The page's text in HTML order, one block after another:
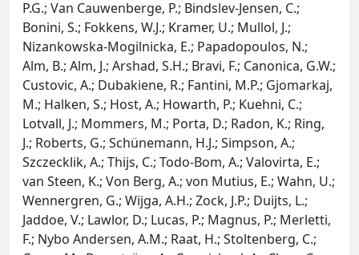
P.G.; Van Cauwenberge, P.; Bindslev-Jensen, C.;
Bonini, S.; Fokkens, W.J.; Kramer, U.; Mullol, J.;
Nizankowska-Mogilnicka, E.; Papadopoulos, N.;
Alm, B.; Alm, J.; Arshad, S.H.; Bravi, F.; Canonica, G.W.;
Custovic, A.; Dubakiene, R.; Fantini, M.P.; Gjomarkaj,
M.; Halken, S.; Host, A.; Howarth, P.; Kuehni, C.;
Lotvall, J.; Mommers, M.; Porta, D.; Radon, K.; Ring,
J.; Roberts, G.; Schünemann, H.J.; Simpson, A.;
Szczecklik, A.; Thijs, C.; Todo-Bom, A.; Valovirta, E.;
van Steen, K.; Von Berg, A.; von Mutius, E.; Wahn, U.;
Wennergren, G.; Wijga, A.H.; Zock, J.P.; Duijts, L.;
Jaddoe, V.; Lawlor, D.; Lucas, P.; Magnus, P.; Merletti,
F.; Nybo Andersen, A.M.; Raat, H.; Stoltenberg, C.;